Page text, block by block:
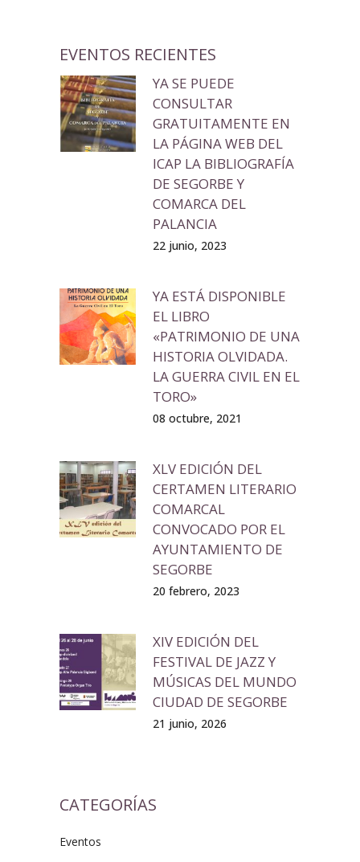
EVENTOS RECIENTES
YA SE PUEDE
CONSULTAR
GRATUITAMENTE EN
LA PÁGINA WEB DEL
ICAP LA BIBLIOGRAFÍA
DE SEGORBE Y
COMARCA DEL
PALANCIA
22 junio, 2023
YA ESTÁ DISPONIBLE
EL LIBRO
«PATRIMONIO DE UNA
HISTORIA OLVIDADA.
LA GUERRA CIVIL EN EL
TORO»
08 octubre, 2021
XLV EDICIÓN DEL
CERTAMEN LITERARIO
COMARCAL
CONVOCADO POR EL
AYUNTAMIENTO DE
SEGORBE
20 febrero, 2023
XIV EDICIÓN DEL
FESTIVAL DE JAZZ Y
MÚSICAS DEL MUNDO
CIUDAD DE SEGORBE
21 junio, 2026
CATEGORÍAS
Eventos